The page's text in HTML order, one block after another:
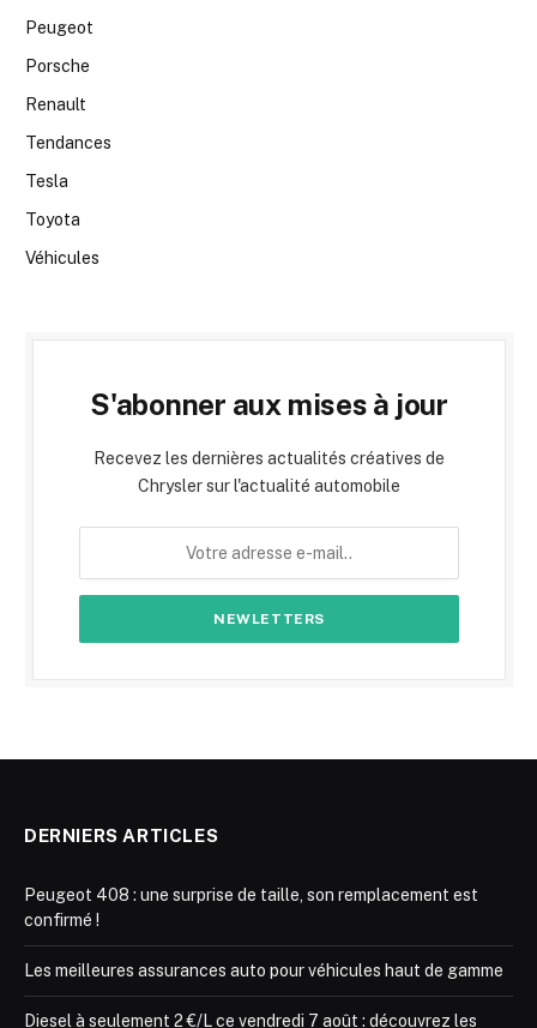
Peugeot
Porsche
Renault
Tendances
Tesla
Toyota
Véhicules
S'abonner aux mises à jour
Recevez les dernières actualités créatives de
Chrysler sur l'actualité automobile
DERNIERS ARTICLES
Peugeot 408 : une surprise de taille, son remplacement est
confirmé !
Les meilleures assurances auto pour véhicules haut de gamme
Diesel à seulement 2 €/L ce vendredi 7 août : découvrez les